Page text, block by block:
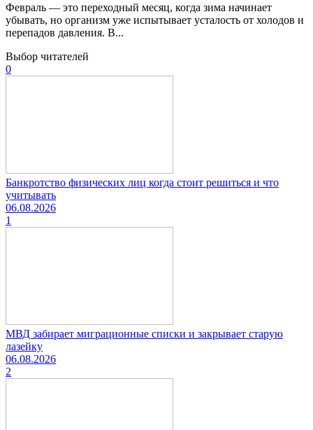
Февраль — это переходный месяц, когда зима начинает
убывать, но организм уже испытывает усталость от холодов и
перепадов давления. В...
Выбор читателей
0
Банкротство физических лиц когда стоит решиться и что
учитывать
06.08.2026
1
МВД забирает миграционные списки и закрывает старую
лазейку
06.08.2026
2